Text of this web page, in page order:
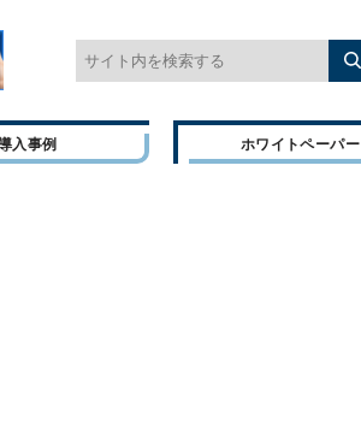
入事例 ホワイトペーパー